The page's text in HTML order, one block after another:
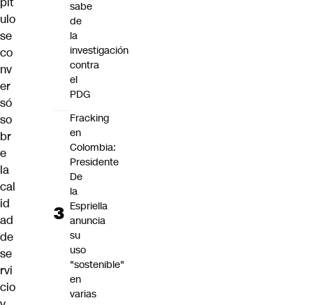
ulo
se
co
nv
er
só
so
br
e
la
cal
id
ad
de
se
rvi
cio
sabe
de
la
investigación
contra
el
PDG
Fracking
en
Colombia:
Presidente
De
la
Espriella
anuncia
su
uso
"sostenible"
en
varias